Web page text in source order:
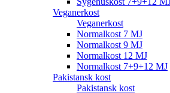
Veganerkost
Veganerkost
Normalkost 7 MJ
Normalkost 9 MJ
Normalkost 12 MJ
Normalkost 7+9+12 MJ
Pakistansk kost
Pakistansk kost